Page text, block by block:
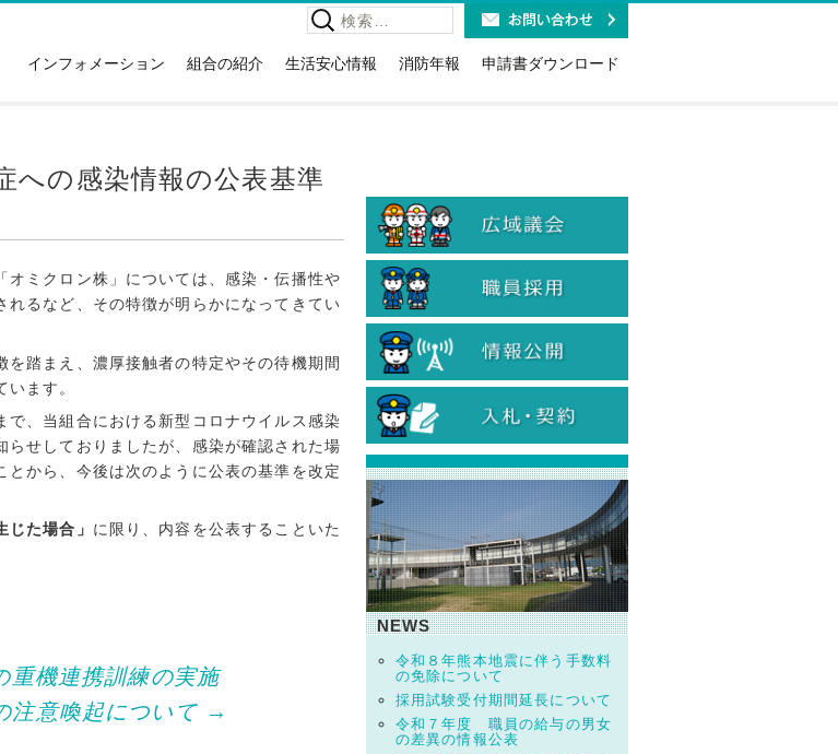
インフォメーション
講習会情報
情報公開
入札・契約情報
地球温暖化対策実行計画
組合の紹介
所有車両・特殊装備隊紹介
生活安心情報
危険物取扱免状と消防設備士免状に
関するお知らせ
NET119緊急通報システム
災害統計情報
消火器のリサイクル
住宅用火災警報器の設置・交換
ホテル・旅館等に対する表示制度
ガソリン等の適切な取扱について
違反対象物の公表制度
訪日外国人のための救急車利用ガイ
消防年報 申請書ダウンロード
危険物関係（法・条例・石油コンビ
計画・訓練・資格確認証交付等）
情報公開・個人情報関係
入札に関する各種様式
入札参加資格関係
煙火消費関係
患者等搬送事業者関係
検
索:
への感染情報の公表基準
ミクロン株」については、感染・伝播性や
るなど、その特徴が明らかになってきてい
踏まえ、濃厚接触者の特定やその待機期間
ます。
、当組合における新型コロナウイルス感染
せしておりましたが、感染が確認された場
から、今後は次のように公表の基準を改定
じた場合」 に限り、内容を公表することいた
重機連携訓練の実施
注意喚起について →
NEWS
令和８年熊本地震に伴う手数料
の免除について
採用試験受付期間延長について
令和７年度 職員の給与の男女
の差異の情報公表